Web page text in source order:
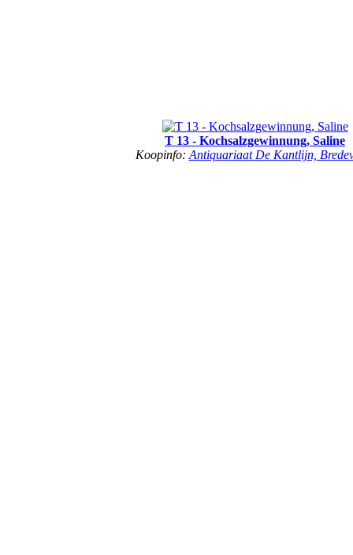
T 13 - Kochsalzgewinnung, Saline
Koopinfo: Antiquariaat De Kantlijn,